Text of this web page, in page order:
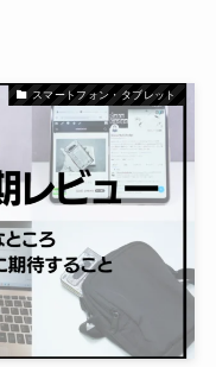
スマートフォン・タブレット